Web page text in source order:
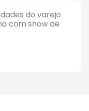
do varejo
com show de